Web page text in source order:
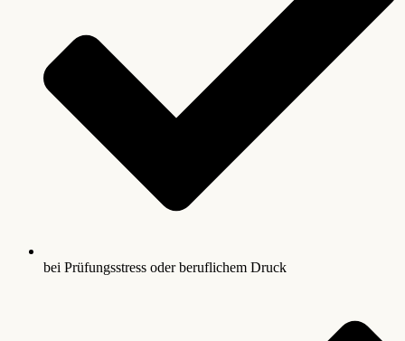
bei Prüfungsstress oder beruflichem Druck